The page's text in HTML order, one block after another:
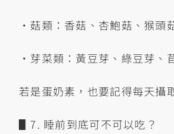
•菇類：香菇、杏鮑菇、猴頭
•芽菜類：黃豆芽、綠豆芽、
若是蛋奶素，也要記得每天攝
▋7. 睡前到底可不可以吃？